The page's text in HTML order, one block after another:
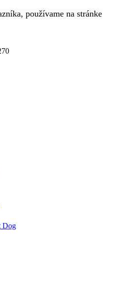
používame na stránke
Dog